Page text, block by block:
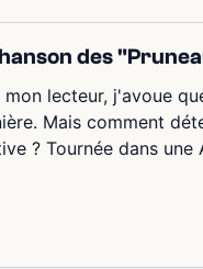
des
lecteur, j'avoue
Mais comment
? Tournée dans